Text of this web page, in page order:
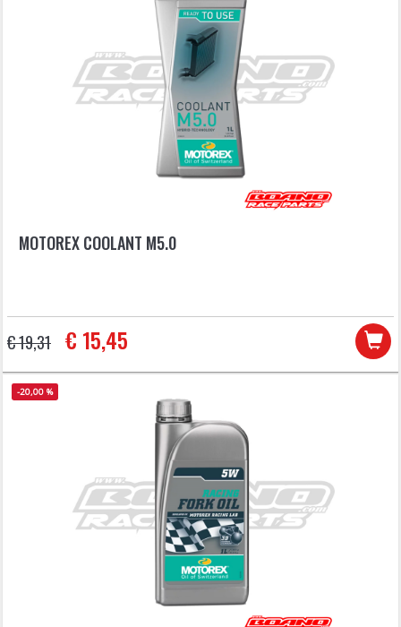
MOTOREX COOLANT M5.0
€ 19,31 € 15,45
-20,00 %